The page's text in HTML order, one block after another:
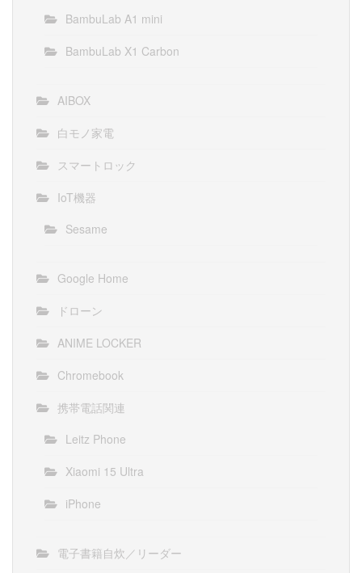
BambuLab A1 mini
BambuLab X1 Carbon
AIBOX
白モノ家電
スマートロック
IoT機器
Sesame
Google Home
ドローン
ANIME LOCKER
Chromebook
携帯電話関連
Leitz Phone
Xiaomi 15 Ultra
iPhone
電子書籍自炊／リーダー